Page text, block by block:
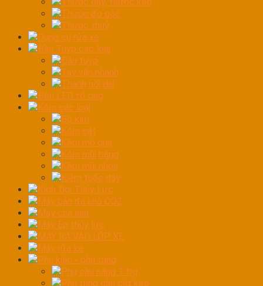
Thước đo góc
Thước thuỷ
Dụng cụ rửa xe
Đầu Tuýp các loại
Đầu tuýp
Tay vặn nhanh
Thanh nối dài
Đèn LED tổ ong
Kềm các loại
Bộ kìm
Kềm cắt
Kềm mỏ quạ
Kềm mũi bằng
Kềm mũi nhọn
Kiềm tuốc dây
Kích Đội Thủy Lực
Máy bắn đá khô CO2
Máy chà sàn
Máy Ép thủy lực
MÁY RA VÀO LỐP XE
Máy rửa xe
Phụ kiện - phụ tùng
Phụ cầu nâng 1 trụ
Phụ tùng cầu cắt kéo